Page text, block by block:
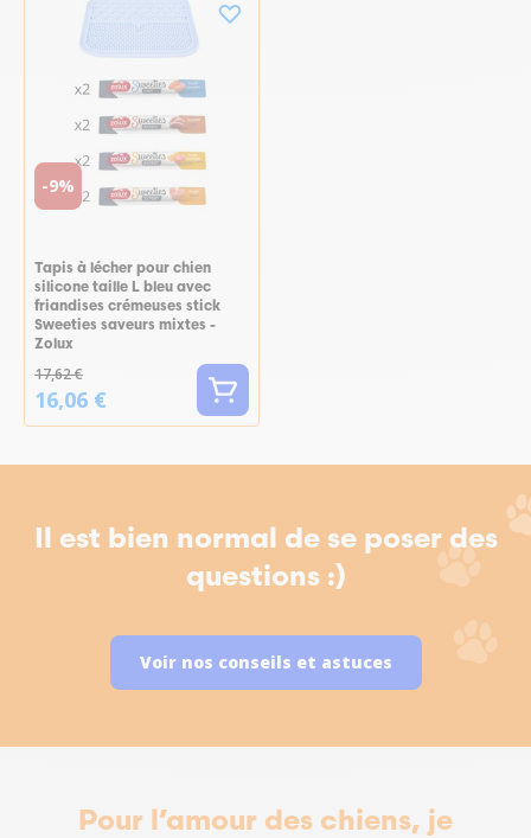
-9%
Tapis à lécher pour chien
silicone taille L bleu avec
friandises crémeuses stick
Sweeties saveurs mixtes -
Zolux
17,62 €
16,06 €
Il est bien normal de se poser des
questions :)
Voir nos conseils et astuces
Pour l’amour des chiens, je